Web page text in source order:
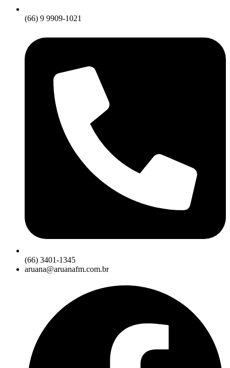
(66) 9 9909-1021
(66) 3401-1345
aruana@aruanafm.com.br